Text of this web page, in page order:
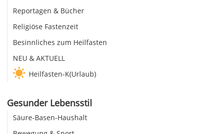
Reportagen & Bücher
Religiöse Fastenzeit
Besinnliches zum Heilfasten
NEU & AKTUELL
Heilfasten-K(Urlaub)
Gesunder Lebensstil
Säure-Basen-Haushalt